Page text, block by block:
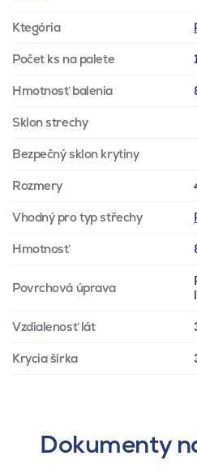
Ktegória
Počet ks na palete
Hmotnosť balenia
Sklon strechy
Bezpečný sklon krytiny
Rozmery
Vhodný pro typ střechy
Hmotnosť
Povrchová úprava
Vzdialenosť lát
Krycia šírka
Dokumenty